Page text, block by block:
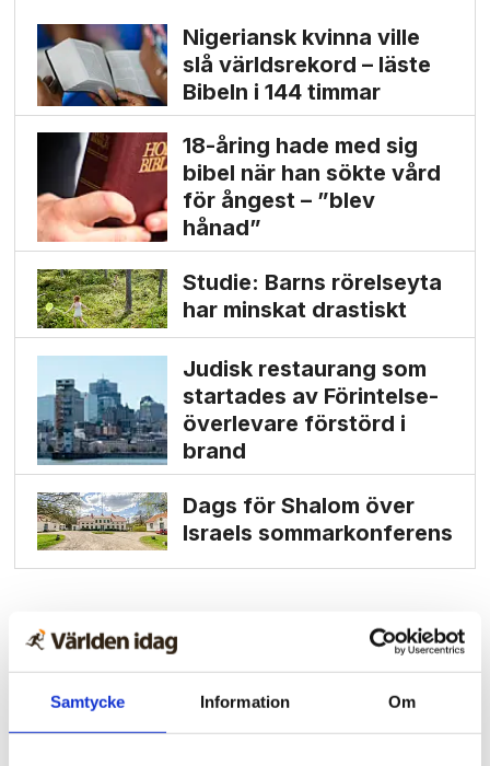
Samtycke Information Om
Nigeriansk kvinna ville
slå världs­rekord – läste
Bibeln i 144 timmar
18-åring hade med sig
bibel när han sökte vård
för ångest – ”blev
hånad”
Studie: Barns rörelseyta
har minskat drastiskt
Judisk restaurang som
startades av Förintelse­
överlevare förstörd i
brand
Dags för Shalom över
Israels sommarkonferens